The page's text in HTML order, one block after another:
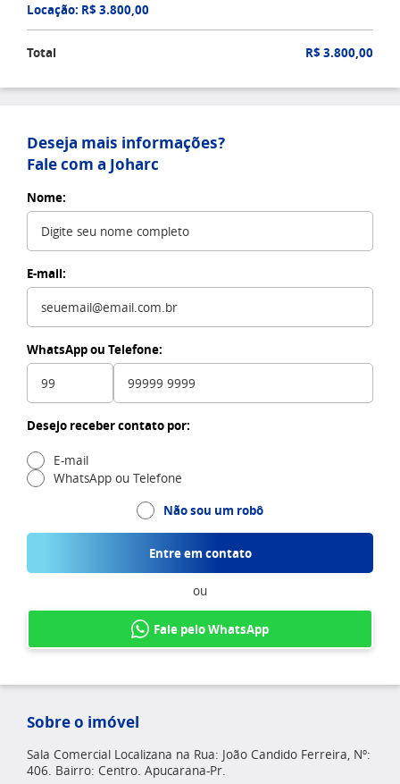
Locação: R$ 3.800,00
Total R$ 3.800,00
Deseja mais informações?
Fale com a Joharc
Nome:
E-mail:
WhatsApp ou Telefone:
Desejo receber contato por:
E-mail
WhatsApp ou Telefone
Não sou um robô
Entre em contato
ou
Fale pelo WhatsApp
Sobre o imóvel
Sala Comercial Localizana na Rua: João Candido Ferreira, Nº:
406. Bairro: Centro. Apucarana-Pr.